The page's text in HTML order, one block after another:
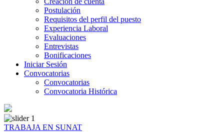
Postulación
Requisitos del perfil del puesto
Experiencia Laboral
Evaluaciones
Entrevistas
Bonificaciones
Iniciar Sesión
Convocatorias
Convocatorias
Convocatoria Histórica
TRABAJA EN SUNAT